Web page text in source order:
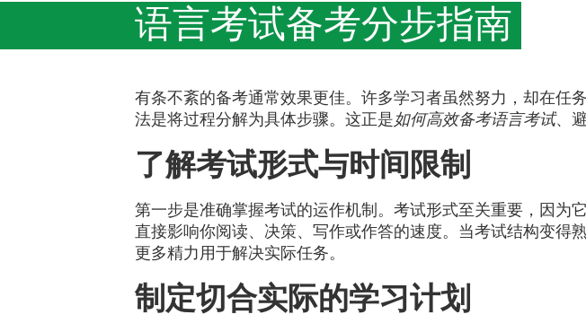
语言考试备考分步指南
有条不紊的备考通常效果更佳。许多学习者虽然努力，却在任
法是将过程分解为具体步骤。这正是如何高效备考语言考试、
了解考试形式与时间限制
第一步是准确掌握考试的运作机制。考试形式至关重要，因为
直接影响你阅读、决策、写作或作答的速度。当考试结构变得
更多精力用于解决实际任务。
制定切合实际的学习计划